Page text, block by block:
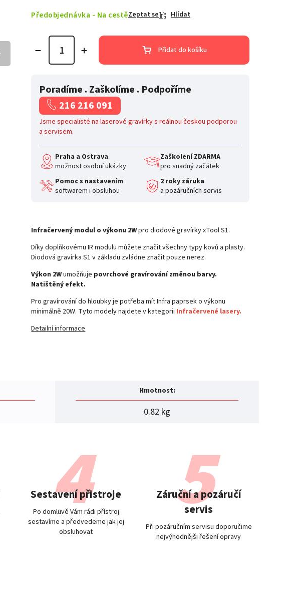
Předobjednávka - Na cestěZeptat se Hlídat
Přidat do košíku
Poradíme . Zaškolíme . Podpoříme
216 216 091
Jsme specialisté na laserové gravírky s reálnou českou podporou
a servisem.
Praha a Ostrava
možnost osobní ukázky
Zaškolení ZDARMA
pro snadný začátek
Pomoc s nastavením
softwarem i obsluhou
2 roky záruka
a pozáručních servis
Infračervený modul o výkonu 2Wpro diodové gravírky xTool S1.
Díky doplňkovému IR modulu můžete značit všechny typy kovů a plasty.
Diodová gravírka S1 v základu zvládne značit pouze nerez.
Výkon 2Wumožňuje povrchové gravírování změnou barvy.
Natištěný efekt.
Pro gravírování do hloubky je potřeba mít Infra paprsek o výkonu
minimálně 20W. Tyto modely najdete v kategorii Infračervené lasery.
Detailní informace
Hmotnost:
0.82 kg
Sestavení přistroje
Po domluvě Vám rádi přístroj
sestavíme a předvedeme jak jej
obsluhovat
Záruční a pozáručí
servis
Při pozáručním servisu doporučime
nejvýhodnějši řešení opravy